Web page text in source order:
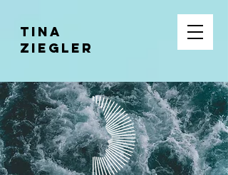
Tina
Ziegler